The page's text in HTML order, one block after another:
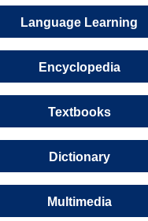
Language Learning
Encyclopedia
Textbooks
Dictionary
Multimedia